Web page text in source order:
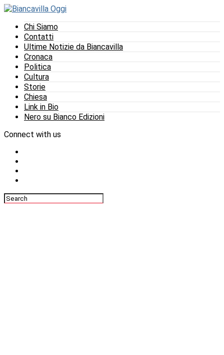
Chi Siamo
Contatti
Ultime Notizie da Biancavilla
Cronaca
Politica
Cultura
Storie
Chiesa
Link in Bio
Nero su Bianco Edizioni
Connect with us